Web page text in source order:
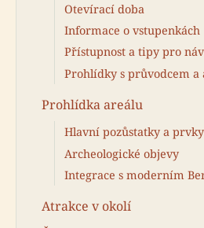
Otevírací doba
Informace o vstupenkách
Přístupnost a tipy pro
Prohlídky s průvodcem a
Prohlídka areálu
Hlavní pozůstatky a prvky
Archeologické objevy
Integrace s moderním
Atrakce v okolí